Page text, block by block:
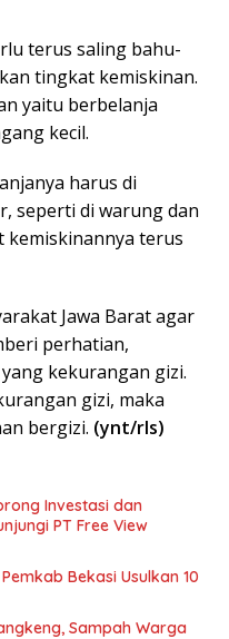
terus saling bahu-
tingkat kemiskinan.
yaitu berbelanja
kecil.
harus di
seperti di warung dan
terus
Jawa Barat agar
perhatian,
kekurangan gizi.
gizi, maka
bergizi. (ynt/rls)
Investasi dan
PT Free View
Bekasi Usulkan 10
Sampah Warga